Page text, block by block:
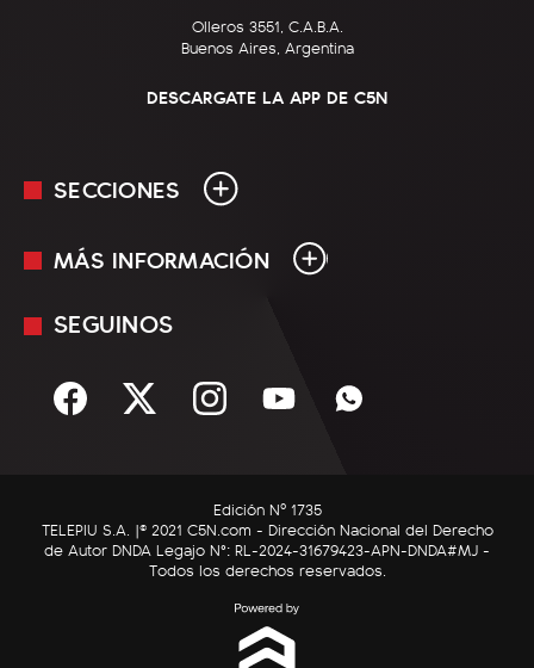
Olleros 3551, C.A.B.A.
Buenos Aires, Argentina
DESCARGATE LA APP DE C5N
SECCIONES
En Vivo
Sociedad
C5N Autos
RatingCero
MÁS INFORMACIÓN
Mediakit
Términos y condiciones
SEGUINOS
Edición Nº 1735
TELEPIU S.A. |© 2021 C5N.com - Dirección Nacional del Derecho
de Autor DNDA Legajo N°: RL-2024-31679423-APN-DNDA#MJ -
Todos los derechos reservados.